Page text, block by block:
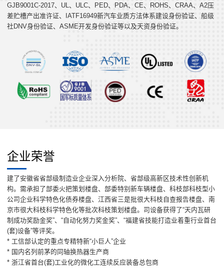
GJB9001C-2017、UL、ULC、PED、PDA、CE、ROHS、CRAA、A2压
差贮槽产出准许证、IATF16949新汽车业质方法体系建设身份验证、船级
社DNV身份验证、ASME开发身份验证等以及天资身份验证。
企业荣誉
建了安徽省省部级制造业企业深入分析院、省部级高新区技术性创新机
构。需承担了部委火把策划楼盘、部委特别新车辆楼盘、科枝部科枝型小
公司企业科学特色化债券楼盘、江西省三是批很大科枝自查报告楼盘、南
京市很大科枝科学特色化等批次科枝策划楼盘。司设备获得了“天内瓦研
制成功奖励金奖”、“自动化努力奖金奖”、“福建省技能打造业着重行业首台
(套)设备”等评奖。
* 工信部认定的重点专精特新“小巨人”企业
* 国内名列前茅的同轴换热器生产商
* 浙江省首台(套)工业化的微化工连续反应装备总包商